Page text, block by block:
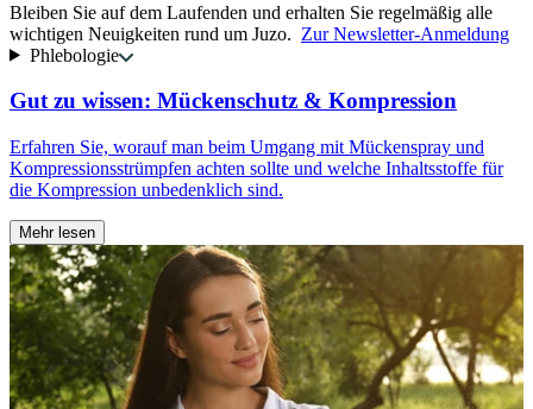
Bleiben Sie auf dem Laufenden und erhalten Sie regelmäßig alle
wichtigen Neuigkeiten rund um Juzo. Zur Newsletter-Anmeldung
Phlebologie
Gut zu wissen: Mückenschutz & Kompression
Erfahren Sie, worauf man beim Umgang mit Mückenspray und
Kompressionsstrümpfen achten sollte und welche Inhaltsstoffe für
die Kompression unbedenklich sind.
Mehr lesen